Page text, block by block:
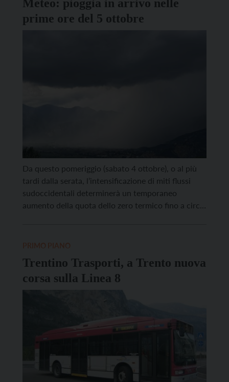
Meteo: pioggia in arrivo nelle
prime ore del 5 ottobre
Da questo pomeriggio (sabato 4 ottobre), o al più
tardi dalla serata, l’intensificazione di miti flussi
sudoccidentali determinerà un temporaneo
aumento della quota dello zero termico fino a circa
Trentino Trasporti, a Trento nuova
corsa sulla Linea 8